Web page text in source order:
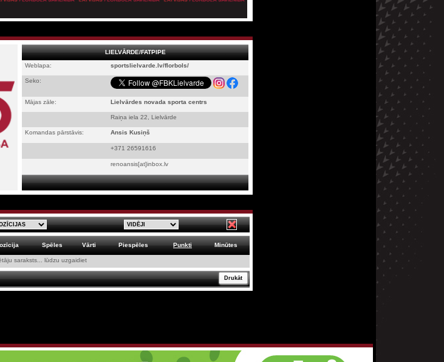
LIELVĀRDE/FATPIPE
Weblapa:
sportslielvarde.lv/florbols/
Seko:
Mājas zāle: Lielvārdes novada sporta centrs
Raiņa iela 22, Lielvārde
Komandas pārstāvis: Ansis Kusiņš
+371 26591616
renoansis[at]inbox.lv
Spēles Vārti Piespēles Punkti Minūtes
saraksts... lūdzu uzgaidiet
Drukāt